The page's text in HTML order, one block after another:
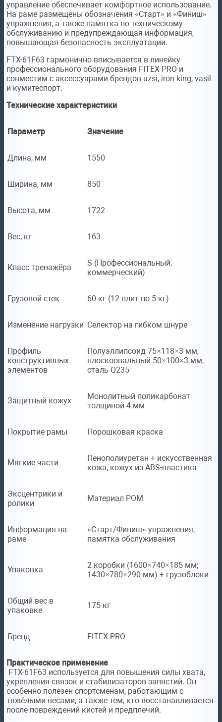
управление обеспечивает комфортное использование.
На раме размещены обозначения «Старт» и «Финиш»
упражнения, а также памятка по техническому
обслуживанию и предупреждающая информация,
повышающая безопасность эксплуатации.
FTX-61F63 гармонично вписывается в линейку
профессионального оборудования FITEX PRO и
совместим с аксессуарами брендов uzsi, iron king, vasil
и кумитеспорт.
Технические характеристики
Параметр Значение
Длина, мм 1550
Ширина, мм 850
Высота, мм 1722
Вес, кг 163
Класс тренажёра
S (Профессиональный,
коммерческий)
Грузовой стек 60 кг (12 плит по 5 кг)
Изменение нагрузки Селектор на гибком шнуре
Профиль
конструктивных
элементов
Полуэллипсоид 75×118×3 мм,
плоскоовальный 50×100×3 мм,
сталь Q235
Защитный кожух
Монолитный поликарбонат
толщиной 4 мм
Покрытие рамы Порошковая краска
Мягкие части
Пенополиуретан + искусственная
кожа, кожух из ABS-пластика
Эксцентрики и
ролики
Материал POM
Информация на
раме
«Старт/Финиш» упражнения,
памятка обслуживания
Упаковка
2 коробки (1600×740×185 мм;
1430×780×290 мм) + грузоблоки
Общий вес в
упаковке
175 кг
Бренд FITEX PRO
Практическое применение
FTX-61F63 используется для повышения силы хвата,
укрепления связок и стабилизаторов запястий. Он
особенно полезен спортсменам, работающим с
тяжёлыми весами, а также тем, кто восстанавливается
после повреждений кистей и предплечий.